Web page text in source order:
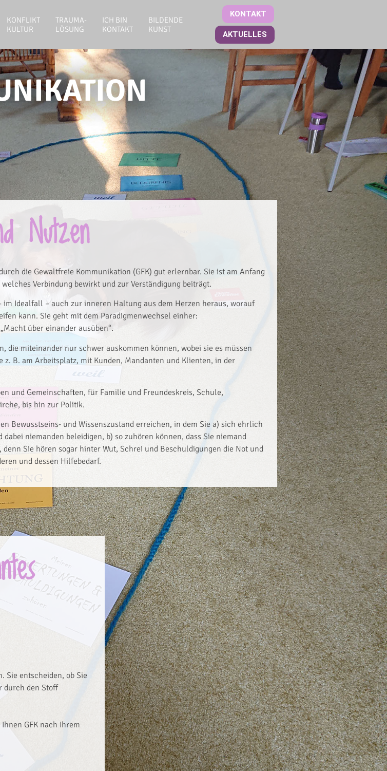
KONFLIKT
KULTUR
TRAUMA-
LÖSUNG
ICH BIN
KONTAKT
BILDENDE
KUNST
KONTAKT
AKTUELLES
Nutzen
die Gewaltfreie Kommunikation (GFK) gut erlernbar. Sie ist am Anfang
welches Verbindung bewirkt und zur Verständigung beiträgt.
im Idealfall – auch zur inneren Haltung aus dem Herzen heraus, worauf
kann. Sie geht mit dem Paradigmenwechsel einher:
über einander ausüben“.
die miteinander nur schwer auskommen können, wobei sie es müssen
z. B. am Arbeitsplatz, mit Kunden, Mandanten und Klienten, in der
und Gemeinschaften, für Familie und Freundeskreis, Schule,
bis hin zur Politik.
Bewusstseins- und Wissenszustand erreichen, in dem Sie a) sich ehrlich
niemanden beleidigen, b) so zuhören können, dass Sie niemand
Sie hören sogar hinter Wut, Schrei und Beschuldigungen die Not und
und dessen Hilfebedarf.
Sie entscheiden, ob Sie
durch den Stoff
GFK nach Ihrem